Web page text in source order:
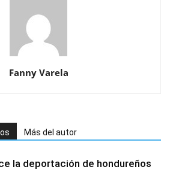
Fanny Varela
Más del autor
la deportación de hondureños